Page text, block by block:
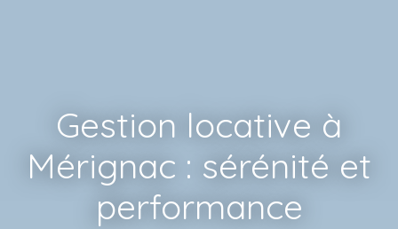
Gestion locative à
Mérignac : sérénité et
performance